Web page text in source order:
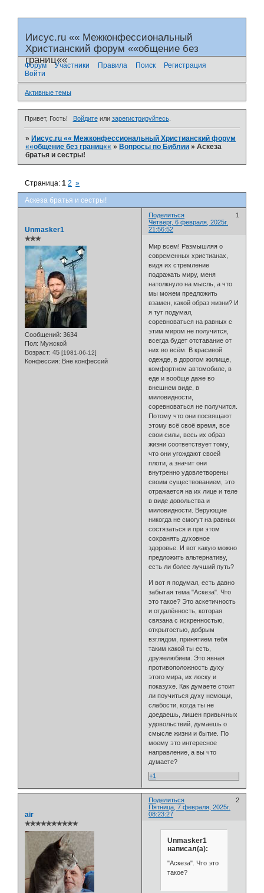
Иисус.ru «« Межконфессиональный
Христианский форум ««общение без
границ««
Форум Участники Правила Поиск
Регистрация
Войти
Активные темы
Привет, Гость! Войдитеили зарегистрируйтесь.
»Иисус.ru «« Межконфессиональный Христианский форум
««общение без границ«« »Вопросы по Библии »Аскеза
братья и сестры!
Аскеза братья и сестры!
Страница:1 2 »
Поделиться
1
Четверг, 6 февраля, 2025г.
21:56:52
Unmasker1
✯✯✯
Сообщений: 3634
Пол: Мужской
Возраст: 45 [1981-06-12]
Конфессия: Вне конфессий
Мир всем! Размышляя о
современных христианах,
видя их стремление
подражать миру, меня
натолкнуло на мысль, а что
мы можем предложить
взамен, какой образ жизни? И
я тут подумал,
соревноваться на равных с
этим миром не получится,
всегда будет отставание от
них во всём. В красивой
одежде, в дорогом жилище,
комфортном автомобиле, в
еде и вообще даже во
внешнем виде, в
миловидности,
соревноваться не получится.
Потому что они посвящают
этому всё своё время, все
свои силы, весь их образ
жизни соответствует тому,
что они угождают своей
плоти, а значит они
внутренно удовлетворены
своим существованием, это
отражается на их лице и теле
в виде довольства и
миловидности. Верующие
никогда не смогут на равных
состязаться и при этом
сохранять духовное
здоровье. И вот какую можно
предложить альтернативу,
есть ли более лучший путь?
И вот я подумал, есть давно
забытая тема "Аскеза". Что
это такое? Это аскетичность
и отдалённость, которая
связана с искренностью,
открытостью, добрым
взглядом, принятием тебя
таким какой ты есть,
дружелюбием. Это явная
противоположность духу
этого мира, их лоску и
показухе. Как думаете стоит
ли поучиться духу немощи,
слабости, когда ты не
доедаешь, лишен привычных
удовольствий, думаешь о
смысле жизни и бытие. По
моему это интересное
направление, а вы что
думаете?
+1
Поделиться
2
Пятница, 7 февраля, 2025г.
08:23:27
air
✯✯✯✯✯✯✯✯✯✯
Unmasker1
написал(а):
"Аскеза". Что это
такое?